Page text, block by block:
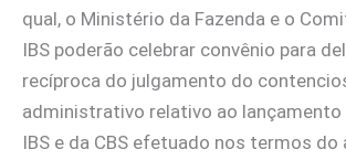
qual, o Ministério da Fazenda e o
IBS poderão celebrar convênio para
recíproca do julgamento do
administrativo relativo ao
IBS e da CBS efetuado nos termos do